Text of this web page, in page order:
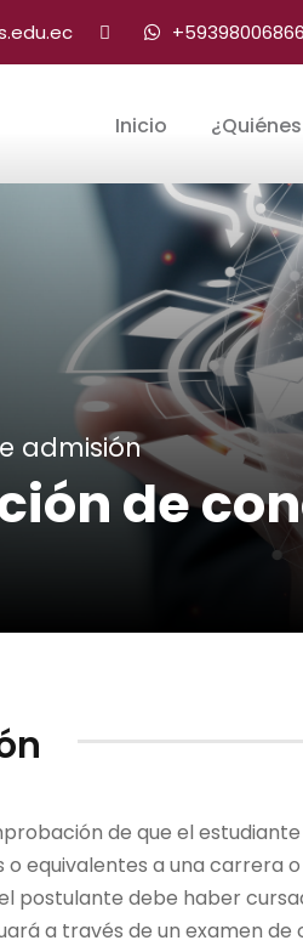
Inicio
admisión
de
de que el
o equivalentes a una carrera
postulante debe haber
a través de un examen